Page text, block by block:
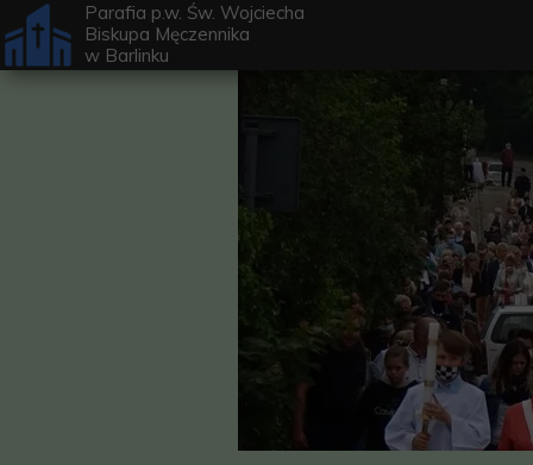
Parafia p.w. Św. Wojciecha
Biskupa Męczennika
w Barlinku